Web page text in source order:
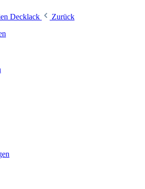
Decklack
Zurück